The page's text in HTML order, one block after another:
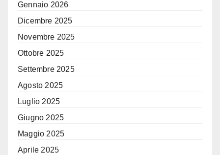
Gennaio 2026
Dicembre 2025
Novembre 2025
Ottobre 2025
Settembre 2025
Agosto 2025
Luglio 2025
Giugno 2025
Maggio 2025
Aprile 2025